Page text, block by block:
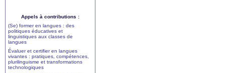
Appels à contributions :
(Se) former en langues : des
politiques éducatives et
linguistiques aux classes de
langues
Évaluer et certifier en langues
vivantes : pratiques, compétences,
plurilinguisme et transformations
technologiques